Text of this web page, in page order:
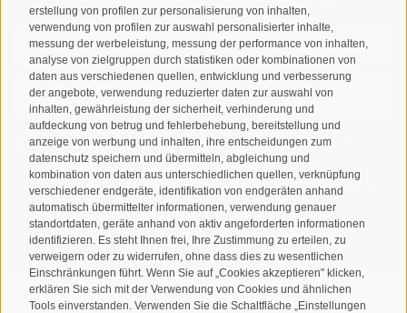
erstellung von profilen zur personalisierung von inhalten,
verwendung von profilen zur auswahl personalisierter inhalte,
messung der werbeleistung, messung der performance von inhalten,
analyse von zielgruppen durch statistiken oder kombinationen von
daten aus verschiedenen quellen, entwicklung und verbesserung
der angebote, verwendung reduzierter daten zur auswahl von
inhalten, gewährleistung der sicherheit, verhinderung und
aufdeckung von betrug und fehlerbehebung, bereitstellung und
anzeige von werbung und inhalten, ihre entscheidungen zum
datenschutz speichern und übermitteln, abgleichung und
kombination von daten aus unterschiedlichen quellen, verknüpfung
verschiedener endgeräte, identifikation von endgeräten anhand
automatisch übermittelter informationen, verwendung genauer
standortdaten, geräte anhand von aktiv angeforderten informationen
identifizieren. Es steht Ihnen frei, Ihre Zustimmung zu erteilen, zu
verweigern oder zu widerrufen, ohne dass dies zu wesentlichen
Einschränkungen führt. Wenn Sie auf „Cookies akzeptieren" klicken,
erklären Sie sich mit der Verwendung von Cookies und ähnlichen
Tools einverstanden. Verwenden Sie die Schaltfläche „Einstellungen
Ich habe dieDatenschutzbestimmungengelesen und
verstanden und stimme der Verarbeitung meiner
personenbezogenen Daten durch den Verantwortlichen zu
ANMELDEN